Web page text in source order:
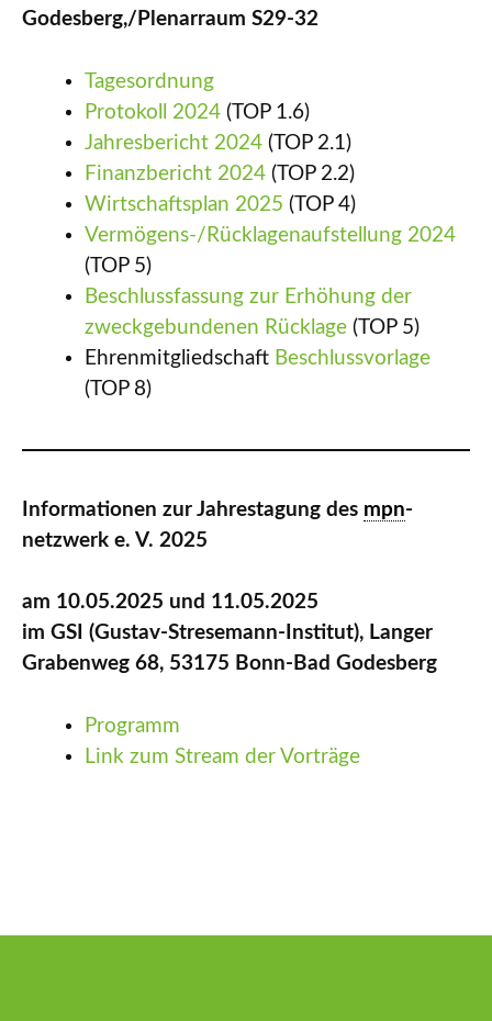
Godesberg,/Plenarraum S29-32
Tagesordnung
Protokoll 2024 (TOP 1.6)
Jahresbericht 2024 (TOP 2.1)
Finanzbericht 2024 (TOP 2.2)
Wirtschaftsplan 2025 (TOP 4)
Vermögens-/Rücklagenaufstellung 2024
(TOP 5)
Beschlussfassung zur Erhöhung der
zweckgebundenen Rücklage (TOP 5)
Ehrenmitgliedschaft Beschlussvorlage
(TOP 8)
Informationen zur Jahrestagung des mpn-
netzwerk e. V. 2025
am 10.05.2025 und 11.05.2025
im GSI (Gustav-Stresemann-Institut), Langer
Grabenweg 68, 53175 Bonn-Bad Godesberg
Programm
Link zum Stream der Vorträge